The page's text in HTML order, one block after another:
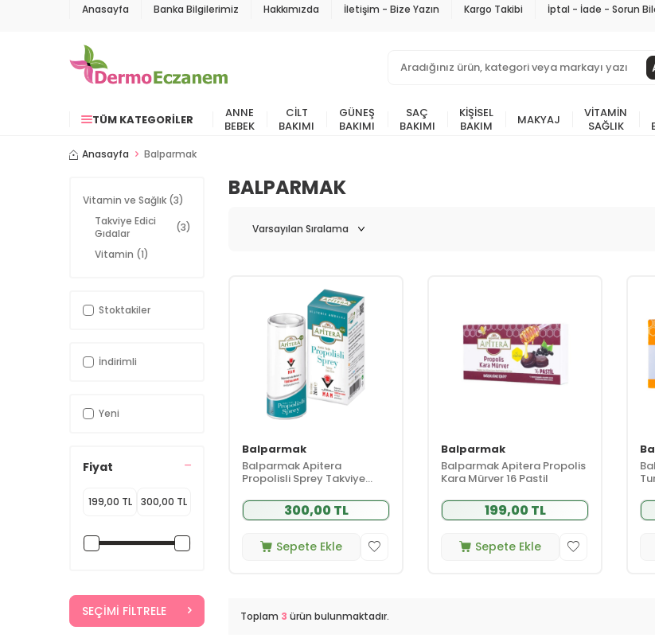
Anasayfa Banka Bilgilerimiz Hakkımızda İletişim - Bize Yazın Kargo Takibi İptal - İade - Sorun
TÜM KATEGORILER
ANNE
BEBEK
CILT
BAKIMI
GÜNEŞ
BAKIMI
SAÇ
BAKIMI
KIŞISEL
BAKIM
MAKYAJ
VITAMIN
SAĞLIK
Anasayfa Balparmak
Vitamin ve Sağlık (3)
Takviye Edici
Gıdalar
(3)
Vitamin (1)
Stoktakiler
İndirimli
Yeni
Fiyat
SEÇIMI FILTRELE
BALPARMAK
Balparmak
Balparmak Apitera
Propolisli Sprey Takviye
300,00 TL
Sepete Ekle
Balparmak
Balparmak Apitera Propolis
Kara Mürver 16 Pastil
199,00 TL
Sepete Ekle
Toplam 3 ürün bulunmaktadır.